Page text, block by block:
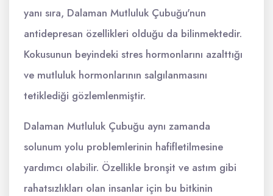
yanı sıra, Dalaman Mutluluk Çubuğu'nun
antidepresan özellikleri olduğu da bilinmektedir.
Kokusunun beyindeki stres hormonlarını azalttığı
ve mutluluk hormonlarının salgılanmasını
tetiklediği gözlemlenmiştir.
Dalaman Mutluluk Çubuğu aynı zamanda
solunum yolu problemlerinin hafifletilmesine
yardımcı olabilir. Özellikle bronşit ve astım gibi
rahatsızlıkları olan insanlar için bu bitkinin